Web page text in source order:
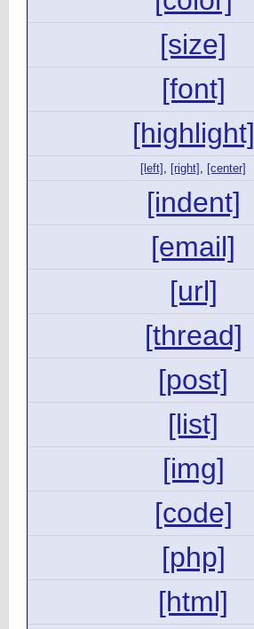
[size]
[font]
[highlight]
[left] , [right] , [center]
[indent]
[email]
[url]
[thread]
[post]
[list]
[img]
[code]
[php]
[html]